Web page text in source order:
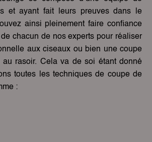
et ayant fait leurs preuves dans le
ainsi pleinement faire confiance
chacun de nos experts pour réaliser
aux ciseaux ou bien une coupe
rasoir. Cela va de soi étant donné
toutes les techniques de coupe de
: